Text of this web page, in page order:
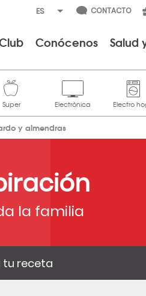
CONTACTO
Conócenos Salud
y almendras
la familia
tu receta